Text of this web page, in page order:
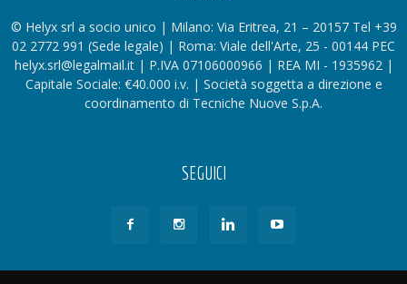
© Helyx srl a socio unico | Milano: Via Eritrea, 21 – 20157 Tel +39
02 2772 991 (Sede legale) | Roma: Viale dell'Arte, 25 - 00144 PEC
helyx.srl@legalmail.it | P.IVA 07106000966 | REA MI - 1935962 |
Capitale Sociale: €40.000 i.v. | Società soggetta a direzione e
coordinamento di Tecniche Nuove S.p.A.
SEGUICI